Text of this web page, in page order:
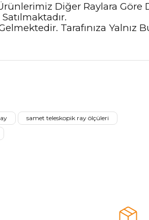
Diğer Raylara Göre
Tarafınıza Yalnız
samet teleskopik ray ölçüleri